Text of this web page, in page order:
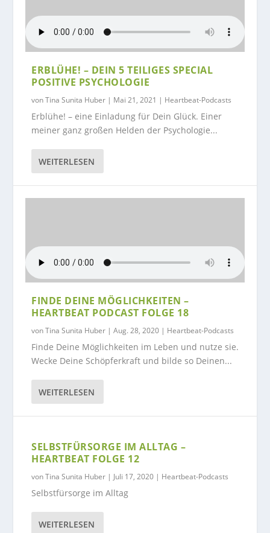
ERBLÜHE! – DEIN 5 TEILIGES SPECIAL
POSITIVE PSYCHOLOGIE
vonTina Sunita Huber | Mai 21, 2021 | Heartbeat-Podcasts
Erblühe! – eine Einladung für Dein Glück. Einer
meiner ganz großen Helden der Psychologie...
WEITERLESEN
FINDE DEINE MÖGLICHKEITEN –
HEARTBEAT PODCAST FOLGE 18
vonTina Sunita Huber |Aug. 28, 2020 | Heartbeat-Podcasts
Finde Deine Möglichkeiten im Leben und nutze sie.
Wecke Deine Schöpferkraft und bilde so Deinen...
WEITERLESEN
SELBSTFÜRSORGE IM ALLTAG –
HEARTBEAT FOLGE 12
vonTina Sunita Huber | Juli 17, 2020 | Heartbeat-Podcasts
Selbstfürsorge im Alltag
WEITERLESEN